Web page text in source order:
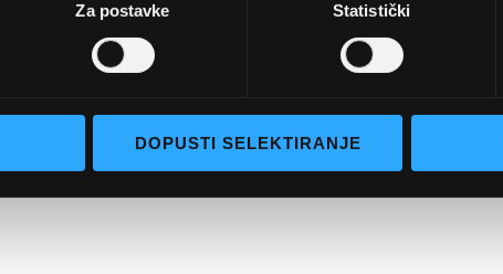
Za postavke Statistički
DOPUSTI SELEKTIRANJE
selection
Napredno pretraživanje
Narudžbe i povrati